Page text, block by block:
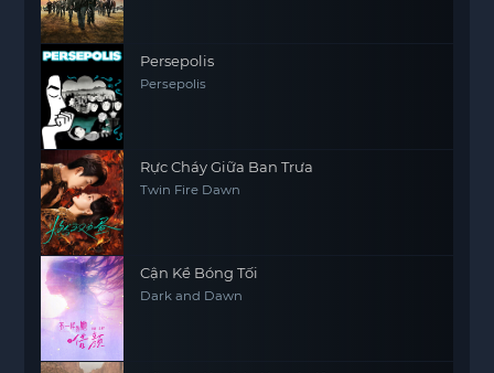
Persepolis
Persepolis
Rực Cháy Giữa Ban Trưa
Twin Fire Dawn
Cận Kề Bóng Tối
Dark and Dawn